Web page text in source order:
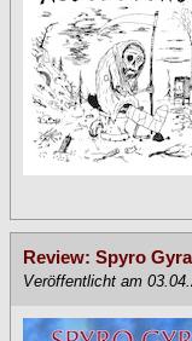
Review: Spyro
Veröffentlicht am